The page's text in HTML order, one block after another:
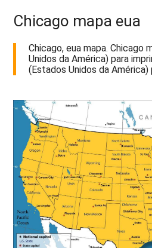
Chicago mapa eua
Chicago, eua mapa. Chicago
Unidos da América) para
(Estados Unidos da América)